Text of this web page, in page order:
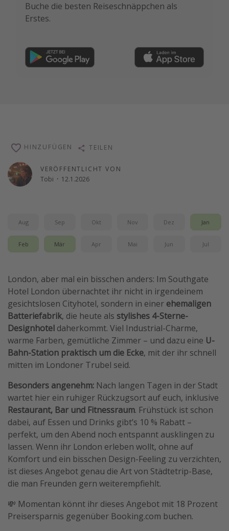
Buche die besten Reiseschnäppchen als
Erstes.
VERÖFFENTLICHT VON
Tobi · 12.1.2026
HINZUFÜGEN TEILEN
Aug Sep Okt Nov Dez Jan
Feb Mär Apr Mai Jun Jul
London, aber mal ein bisschen anders: Im Southgate
Hotel London übernachtet ihr nicht in irgendeinem
gesichtslosen Cityhotel, sondern in einer ehemaligen
Batteriefabrik, die heute als stylishes 4-Sterne-
Designhotel daherkommt. Viel Industrial-Charme,
warme Farben, gemütliche Zimmer – und dazu eine U-
Bahn-Station praktisch um die Ecke, mit der ihr schnell
mitten im Londoner Trubel seid.
Besonders angenehm: Nach langen Tagen in der Stadt
wartet hier ein ruhiger Rückzugsort auf euch, inklusive
Restaurant, Bar und Fitnessraum. Frühstück ist schon
dabei, auf Essen und Drinks gibt’s 10 % Rabatt –
perfekt, um den Abend noch entspannt ausklingen zu
lassen. Wenn ihr London erleben wollt, ohne auf
Komfort und ein bisschen Design-Feeling zu verzichten,
ist dieses Angebot genau die Art von Städtetrip-Base,
die man Freunden gern weiterempfiehlt.
💸 Momentan könnt ihr dieses Angebot mit 18 Prozent
Preisersparnis gegenüber Booking.com buchen.